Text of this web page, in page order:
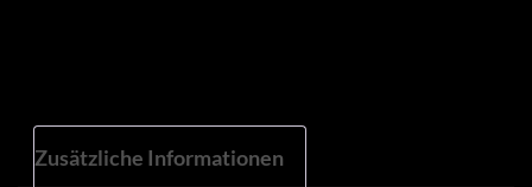
Zusätzliche Informationen